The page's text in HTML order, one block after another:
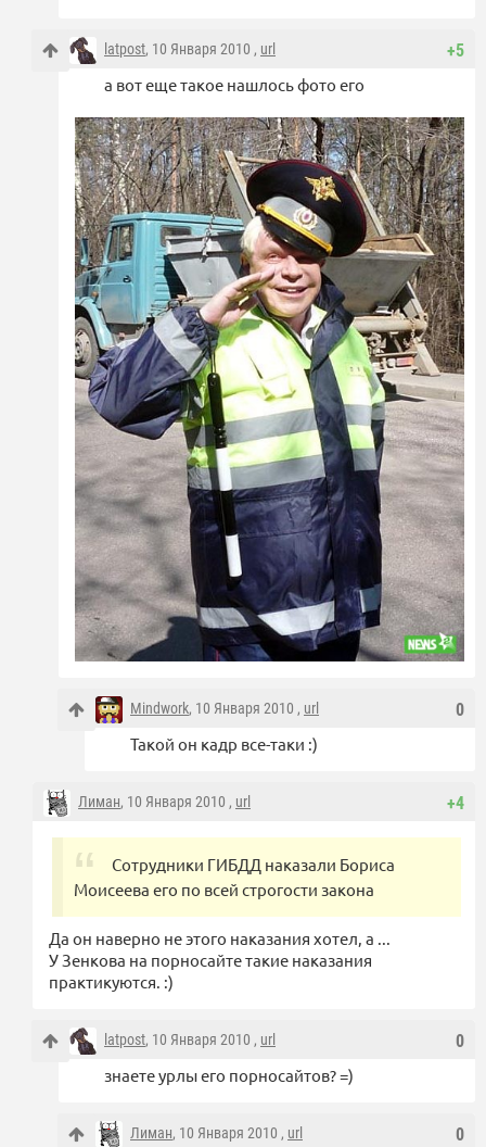
+5
latpost, 10 Января 2010 , url
а вот еще такое нашлось фото его
0
Mindwork, 10 Января 2010 , url
Такой он кадр все-таки :)
+4
Лиман, 10 Января 2010 , url
Сотрудники ГИБДД наказали Бориса
Моисеева его по всей строгости закона
Да он наверно не этого наказания хотел, а ...
У Зенкова на порносайте такие наказания
практикуются. :)
0
latpost, 10 Января 2010 , url
знаете урлы его порносайтов? =)
0
Лиман, 10 Января 2010 , url